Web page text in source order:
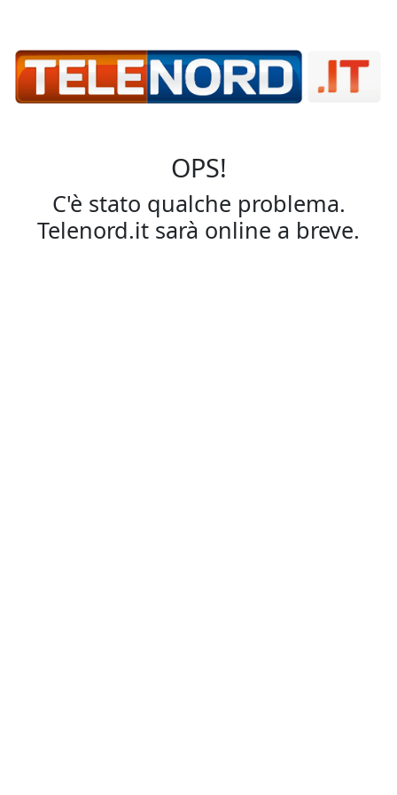
OPS!
C'è stato qualche problema.
Telenord.it sarà online a breve.